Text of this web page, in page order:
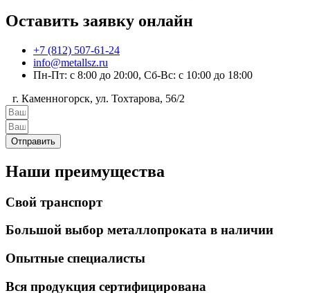
Оставить заявку онлайн
+7 (812) 507-61-24
info@metallsz.ru
Пн-Пт: с 8:00 до 20:00, Сб-Вс: с 10:00 до 18:00
г. Каменногорск, ул. Тохтарова, 56/2
Отправить
Наши преимущества
Свой транспорт
Большой выбор металлопроката в наличии
Опытные специалисты
Вся продукция сертифицирована